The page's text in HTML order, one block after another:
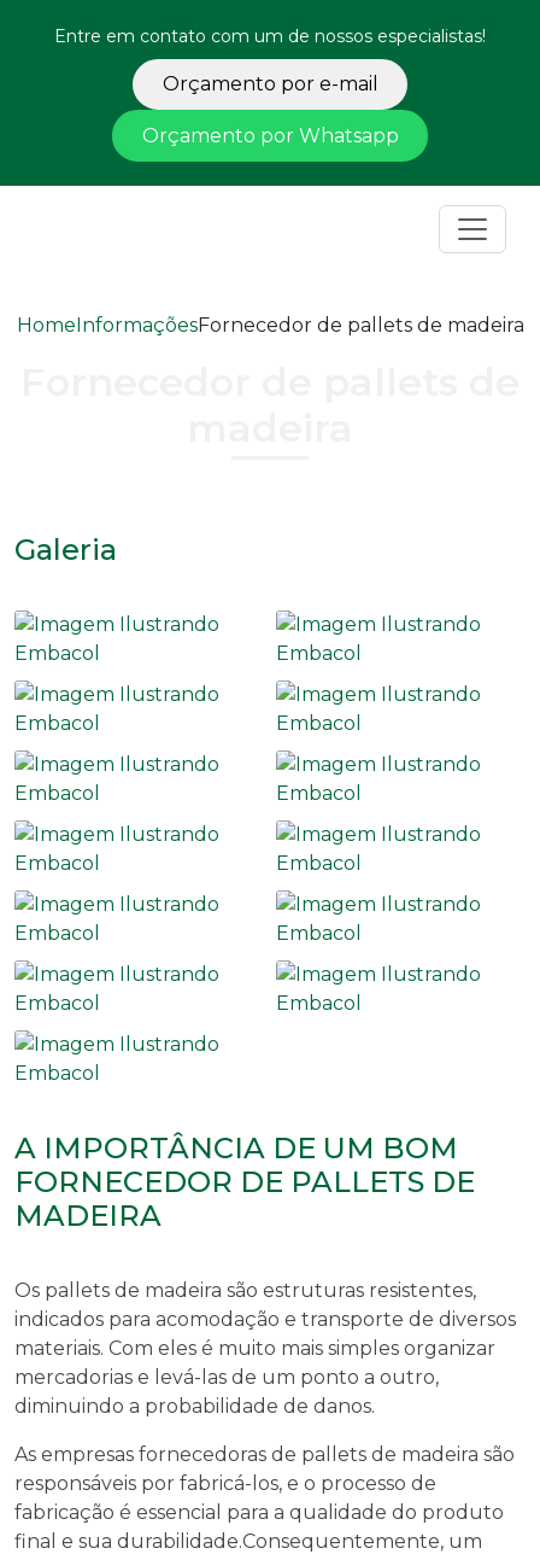
Entre em contato com um de nossos especialistas!
Orçamento por e-mail
Orçamento por Whatsapp
HomeInformaçõesFornecedor de pallets de madeira
Galeria
A IMPORTÂNCIA DE UM BOM
FORNECEDOR DE PALLETS DE
MADEIRA
Os pallets de madeira são estruturas resistentes,
indicados para acomodação e transporte de diversos
materiais. Com eles é muito mais simples organizar
mercadorias e levá-las de um ponto a outro,
diminuindo a probabilidade de danos.
As empresas fornecedoras de pallets de madeira são
responsáveis por fabricá-los, e o processo de
fabricação é essencial para a qualidade do produto
final e sua durabilidade.Consequentemente, um